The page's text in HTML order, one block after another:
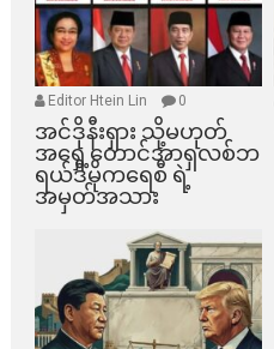
Editor Htein Lin 0
အင်ဒိုနီးရှား သို့မဟုတ်
အရှေ့တောင်အာရှလစ်ဘ
ရယ်ဒီမိုကရေစီ ရဲ့
အမှတ်အသား